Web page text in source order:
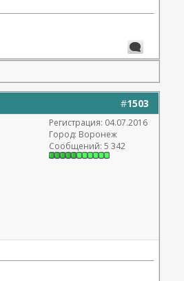
#1503
Регистрация: 04.07.2016
Город: Воронеж
Сообщений: 5 342